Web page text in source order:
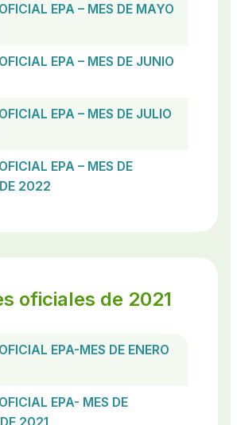
EPA – MES DE MAYO
EPA – MES DE JUNIO
EPA – MES DE JULIO
EPA – MES DE
2022
oficiales de 2021
EPA-MES DE ENERO
EPA- MES DE